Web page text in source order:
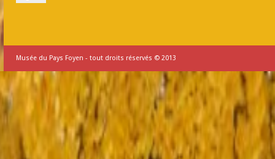
Musée du Pays Foyen - tout droits réservés © 2013